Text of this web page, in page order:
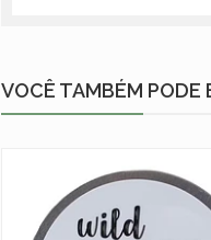
VOCÊ TAMBÉM PODE